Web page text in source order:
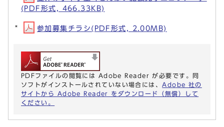
(PDF形式, 466.33KB)
参加募集チラシ(PDF形式, 2.00MB)
PDFファイルの閲覧には Adobe Reader が必要です。同
ソフトがインストールされていない場合には、 Adobe 社の
サイトから Adobe Reader をダウンロード（無償）して
ください。